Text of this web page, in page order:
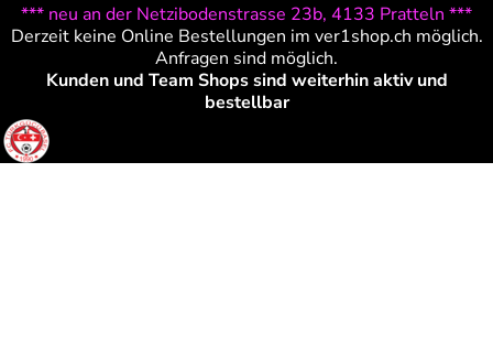
*** neu an der Netzibodenstrasse 23b, 4133 Pratteln ***
Derzeit keine Online Bestellungen im ver1shop.ch möglich.
Anfragen sind möglich.
Kunden und Team Shops sind weiterhin aktiv und
bestellbar